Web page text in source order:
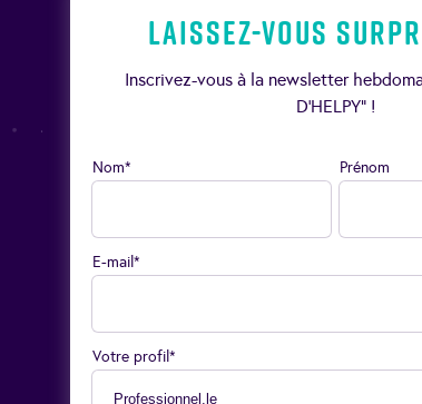
Laissez-vous
Inscrivez-vous à la newsletter
D’HELPY” !
Nom* Prénom
E-mail*
Votre profil*